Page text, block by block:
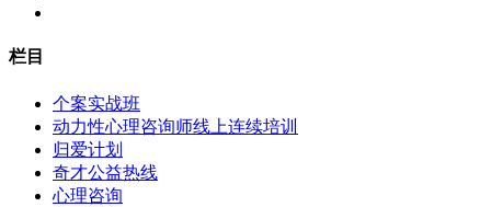
栏目
个案实战班
动力性心理咨询师线上连续培训
归爱计划
奇才公益热线
心理咨询